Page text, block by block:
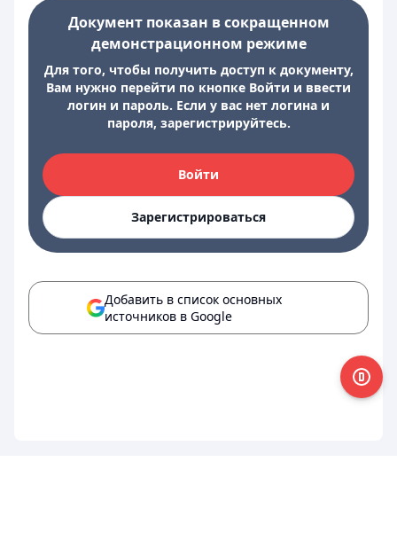
Документ показан в сокращенном
демонстрационном режиме
Для того, чтобы получить доступ к документу,
Вам нужно перейти по кнопке Войти и ввести
логин и пароль. Если у вас нет логина и
пароля, зарегистрируйтесь.
Войти
Зарегистрироваться
Добавить в список основных
источников в Google